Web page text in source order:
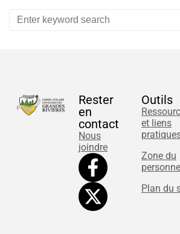
Rester
en
contact
Nous
joindre
Outils
et liens
Zone du
Plan du